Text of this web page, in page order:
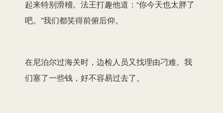
起来特别滑稽。法王打趣他道：“你今天也太胖了
吧。”我们都笑得前俯后仰。
在尼泊尔过海关时，边检人员又找理由刁难。我
们塞了一些钱，好不容易过去了。